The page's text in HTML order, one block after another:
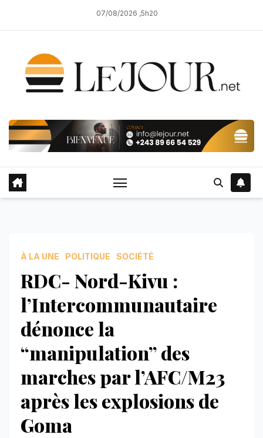
07/08/2026 ,5h20
À LA UNE POLITIQUE SOCIÉTÉ
RDC- Nord-Kivu :
l’Intercommunautaire
dénonce la
“manipulation” des
marches par l’AFC/M23
après les explosions de
Goma